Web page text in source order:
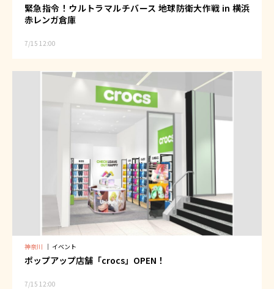
緊急指令！ウルトラマルチバース 地球防衛大作戦 in 横浜
赤レンガ倉庫
7/15 12:00
神奈川 ｜ イベント
ポップアップ店舗「crocs」OPEN！
7/15 12:00